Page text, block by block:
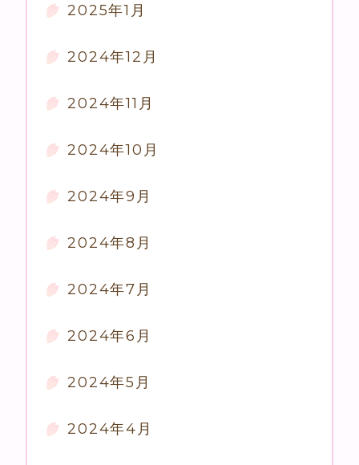
2025年1月
2024年12月
2024年11月
2024年10月
2024年9月
2024年8月
2024年7月
2024年6月
2024年5月
2024年4月